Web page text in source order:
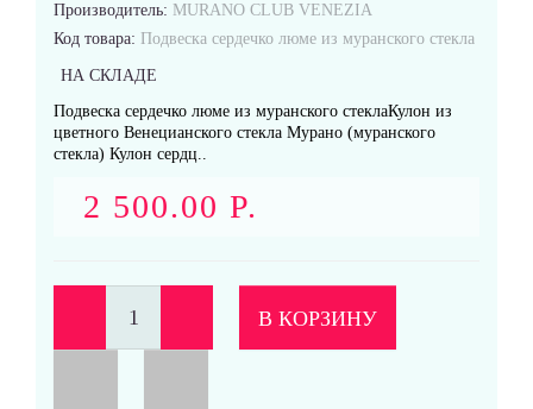
Подвески
Производитель: MURANO CLUB VENEZIA
Код товара: Подвеска сердечко люме из муранского стекла
НА СКЛАДЕ
Подвеска сердечко люме из муранского стеклаКулон из
цветного Венецианского стекла Мурано (муранского
стекла) Кулон сердц..
2 500.00 Р.
В КОРЗИНУ